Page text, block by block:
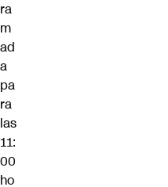
ra
m
ad
a
pa
ra
las
11:
00
ho